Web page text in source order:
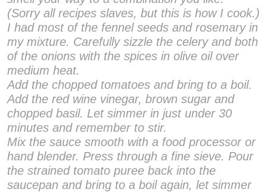
(Sorry all recipes slaves, but this is how I cook.)
I had most of the fennel seeds and rosemary in
my mixture. Carefully sizzle the celery and both
of the onions with the spices in olive oil over
medium heat.
Add the chopped tomatoes and bring to a boil.
Add the red wine vinegar, brown sugar and
chopped basil. Let simmer in just under 30
minutes and remember to stir.
Mix the sauce smooth with a food processor or
hand blender. Press through a fine sieve. Pour
the strained tomato puree back into the
saucepan and bring to a boil again, let simmer